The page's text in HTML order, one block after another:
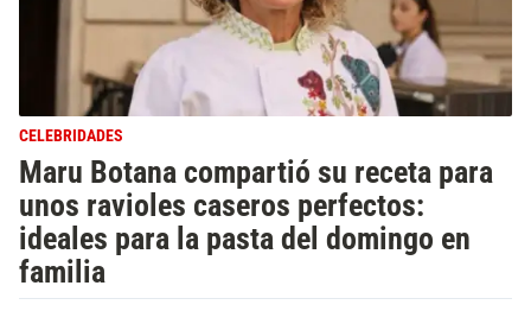
CELEBRIDADES
Maru Botana compartió su receta para
unos ravioles caseros perfectos:
ideales para la pasta del domingo en
familia